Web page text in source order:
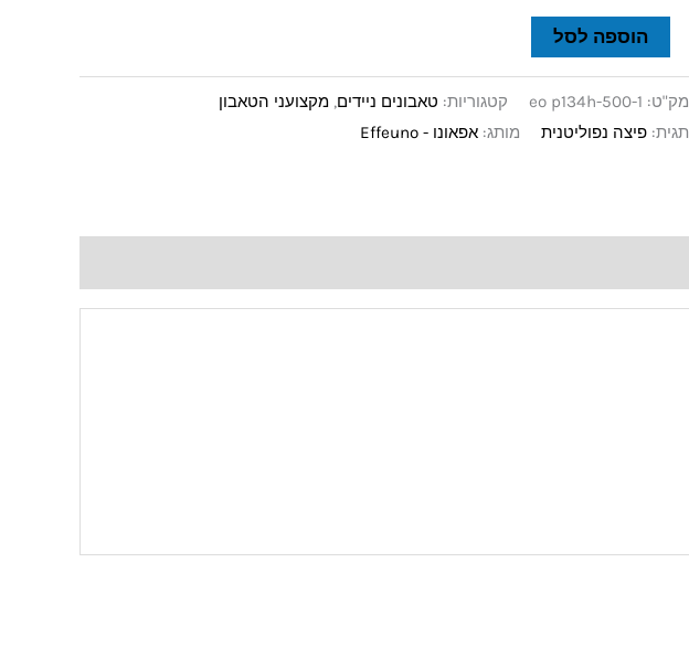
הוספה לסל
מק"ט: eo p134h-500-1 קטגוריות: טאבונים ניידים, מקצועני הטאבון
תגית: פיצה נפוליטנית מותג: אפאונו - Effeuno